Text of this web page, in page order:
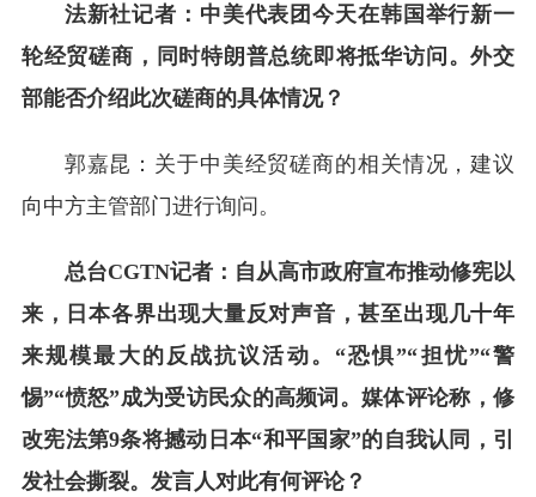
法新社记者：中美代表团今天在韩国举行新一
轮经贸磋商，同时特朗普总统即将抵华访问。外交
部能否介绍此次磋商的具体情况？
郭嘉昆：关于中美经贸磋商的相关情况，建议
向中方主管部门进行询问。
总台CGTN记者：自从高市政府宣布推动修宪以
来，日本各界出现大量反对声音，甚至出现几十年
来规模最大的反战抗议活动。“恐惧”“担忧”“警
惕”“愤怒”成为受访民众的高频词。媒体评论称，修
改宪法第9条将撼动日本“和平国家”的自我认同，引
发社会撕裂。发言人对此有何评论？